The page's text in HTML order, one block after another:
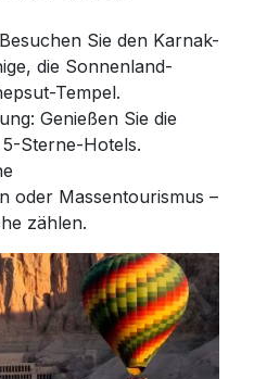
Sie den Karnak-
die Sonnenland-
Tempel.
Genießen Sie die
Sterne-Hotels.
oder Massentourismus –
zählen.